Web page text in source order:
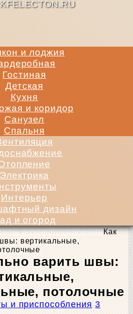
и лоджия
Гостиная
Детская
Кухня
и коридор
Санузел
Спальня
Электрика
Интерьер
дизайн
и огород
и приспособленияКак
вертикальные,
варить швы:
потолочные
и приспособления 3